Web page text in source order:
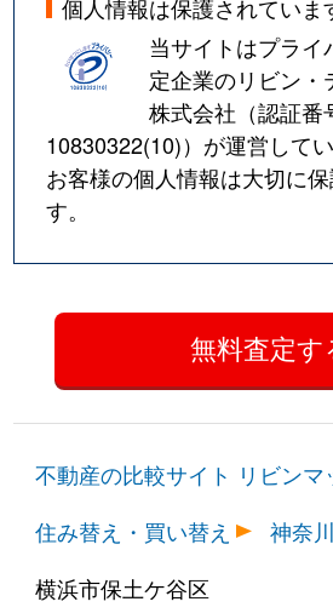
個人情報は保護されていま
当サイトはプライ
定企業のリビン・
株式会社（認証番
10830322(10)）が運営してい
お客様の個人情報は大切に
す。
不動産の比較サイト リビンマ
住み替え・買い替え
神奈
横浜市保土ケ谷区